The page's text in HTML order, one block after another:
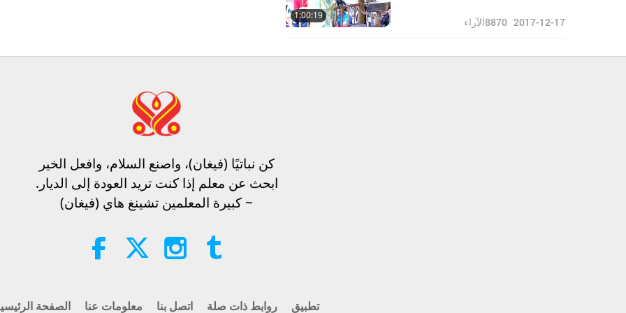
1:00:19
2017-12-17
8870الآراء
كن نباتيًا (فيغان)، واصنع السلام، وافعل الخير​
ابحث عن معلم إذا كنت تريد العودة إلى الديار.
~ كبيرة المعلمين تشينغ هاي (فيغان)
الصفحة معلومات عنا اتصل بنا روابط ذات صلة تطبيق